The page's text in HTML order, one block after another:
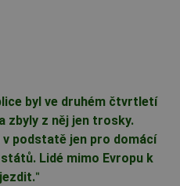
byl ve druhém čtvrtletí
zbyly z něj jen trosky.
podstatě jen pro domácí
Lidé mimo Evropu k
"